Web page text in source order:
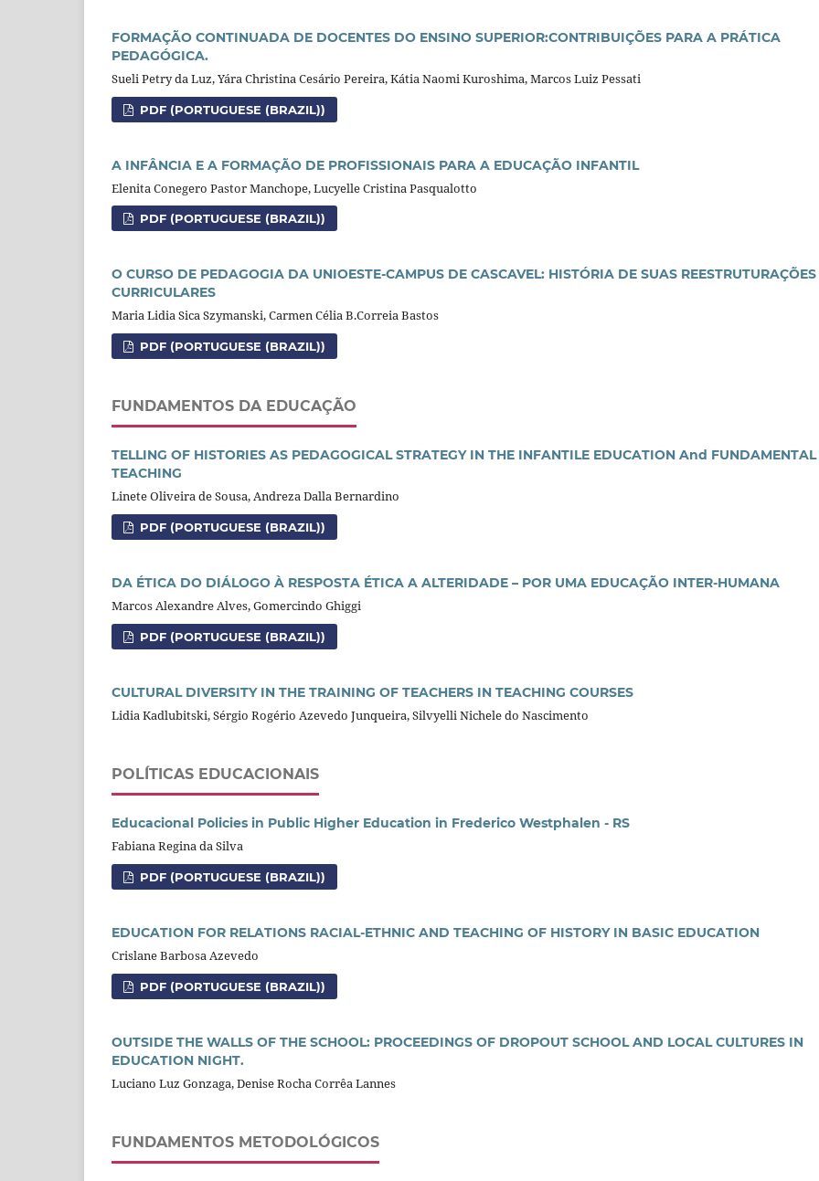
FORMAÇÃO CONTINUADA DE DOCENTES DO ENSINO SUPERIOR:CONTRIBUIÇÕES PARA A PRÁTICA
PEDAGÓGICA.
Sueli Petry da Luz, Yára Christina Cesário Pereira, Kátia Naomi Kuroshima, Marcos Luiz Pessati
PDF (PORTUGUESE (BRAZIL))
A INFÂNCIA E A FORMAÇÃO DE PROFISSIONAIS PARA A EDUCAÇÃO INFANTIL
Elenita Conegero Pastor Manchope, Lucyelle Cristina Pasqualotto
PDF (PORTUGUESE (BRAZIL))
O CURSO DE PEDAGOGIA DA UNIOESTE-CAMPUS DE CASCAVEL: HISTÓRIA DE SUAS REESTRUTURAÇÕES
CURRICULARES
Maria Lidia Sica Szymanski, Carmen Célia B.Correia Bastos
PDF (PORTUGUESE (BRAZIL))
FUNDAMENTOS DA EDUCAÇÃO
TELLING OF HISTORIES AS PEDAGOGICAL STRATEGY IN THE INFANTILE EDUCATION And FUNDAMENTAL
TEACHING
Linete Oliveira de Sousa, Andreza Dalla Bernardino
PDF (PORTUGUESE (BRAZIL))
DA ÉTICA DO DIÁLOGO À RESPOSTA ÉTICA A ALTERIDADE – POR UMA EDUCAÇÃO INTER-HUMANA
Marcos Alexandre Alves, Gomercindo Ghiggi
PDF (PORTUGUESE (BRAZIL))
CULTURAL DIVERSITY IN THE TRAINING OF TEACHERS IN TEACHING COURSES
Lidia Kadlubitski, Sérgio Rogério Azevedo Junqueira, Silvyelli Nichele do Nascimento
POLÍTICAS EDUCACIONAIS
Educacional Policies in Public Higher Education in Frederico Westphalen - RS
Fabiana Regina da Silva
PDF (PORTUGUESE (BRAZIL))
EDUCATION FOR RELATIONS RACIAL-ETHNIC AND TEACHING OF HISTORY IN BASIC EDUCATION
Crislane Barbosa Azevedo
PDF (PORTUGUESE (BRAZIL))
OUTSIDE THE WALLS OF THE SCHOOL: PROCEEDINGS OF DROPOUT SCHOOL AND LOCAL CULTURES IN
EDUCATION NIGHT.
Luciano Luz Gonzaga, Denise Rocha Corrêa Lannes
FUNDAMENTOS METODOLÓGICOS